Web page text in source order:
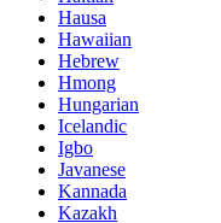
Hausa
Hawaiian
Hebrew
Hmong
Hungarian
Icelandic
Igbo
Javanese
Kannada
Kazakh